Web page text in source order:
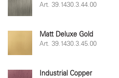
Art. 39.1430.3.44.00
Matt Deluxe Gold
Art. 39.1430.3.45.00
Industrial Copper